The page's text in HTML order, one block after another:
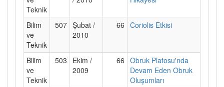
Teknik
Bilim
ve
Teknik
507 Şubat /
2010
66 Coriolis Etkisi
Bilim
ve
Teknik
503
Ekim /
2009
66 Obruk Platosu'nda
Devam Eden Obruk
Oluşumları